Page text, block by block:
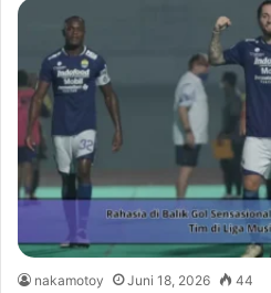
nakamotoy Juni 18, 2026 44